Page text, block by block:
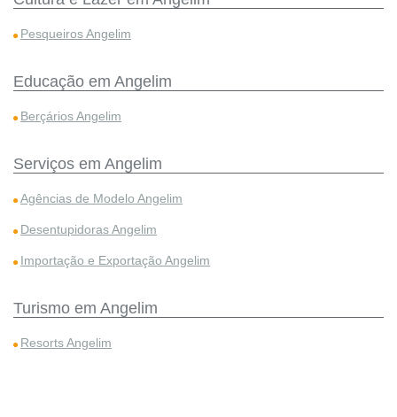
Pesqueiros Angelim
Educação em Angelim
Berçários Angelim
Serviços em Angelim
Agências de Modelo Angelim
Desentupidoras Angelim
Importação e Exportação Angelim
Turismo em Angelim
Resorts Angelim